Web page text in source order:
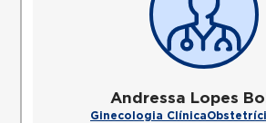
Andressa Lopes
Ginecologia Clínica